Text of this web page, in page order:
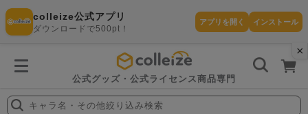
×
colleize公式アプリ
ダウンロードで500pt！
アプリを開く インストール
公式グッズ・公式ライセンス商品専門
キャラ名・その他絞り込み検索